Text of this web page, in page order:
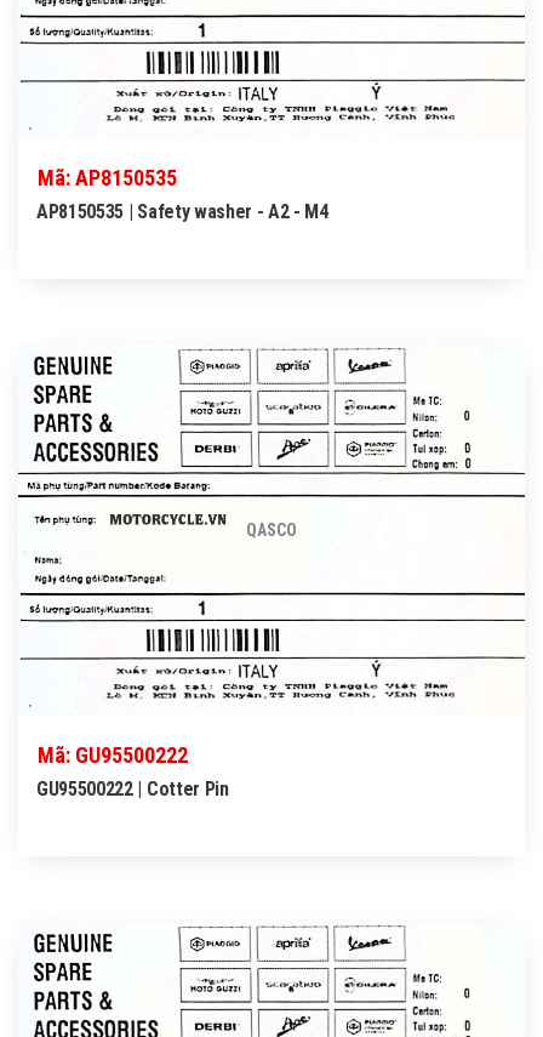
Mã: AP8150535
AP8150535 | Safety washer - A2 - M4
QASCO
Mã: GU95500222
GU95500222 | Cotter Pin